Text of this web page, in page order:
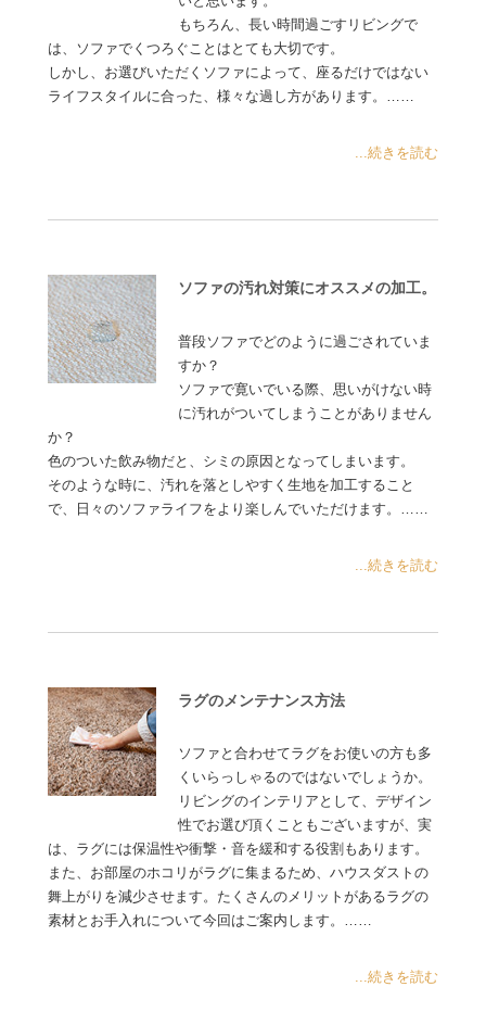
もちろん、長い時間過ごすリビングで
は、ソファでくつろぐことはとても大切です。
しかし、お選びいただくソファによって、座るだけではない
ライフスタイルに合った、様々な過し方があります。……
...続きを読む
ソファの汚れ対策にオススメの加工。
普段ソファでどのように過ごされていま
すか？
ソファで寛いでいる際、思いがけない時
に汚れがついてしまうことがありません
か？
色のついた飲み物だと、シミの原因となってしまいます。
そのような時に、汚れを落としやすく生地を加工すること
で、日々のソファライフをより楽しんでいただけます。……
...続きを読む
ラグのメンテナンス方法
ソファと合わせてラグをお使いの方も多
くいらっしゃるのではないでしょうか。
リビングのインテリアとして、デザイン
性でお選び頂くこともございますが、実
は、ラグには保温性や衝撃・音を緩和する役割もあります。
また、お部屋のホコリがラグに集まるため、ハウスダストの
舞上がりを減少させます。たくさんのメリットがあるラグの
素材とお手入れについて今回はご案内します。……
...続きを読む